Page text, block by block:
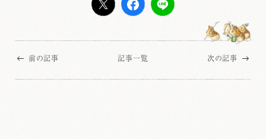
前の記事 記事一覧 次の記事